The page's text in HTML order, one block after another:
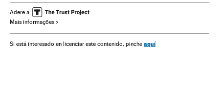
Estilo vida Sociedade
Adere a
Mais informações
Si está interesado en licenciar este contenido, pinche aquí